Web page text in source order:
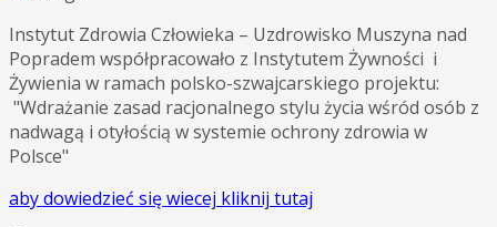
Instytut Zdrowia Człowieka – Uzdrowisko Muszyna nad
Popradem współpracowało z Instytutem Żywności i
Żywienia w ramach polsko-szwajcarskiego projektu:
"Wdrażanie zasad racjonalnego stylu życia wśród osób z
nadwagą i otyłością w systemie ochrony zdrowia w
Polsce"
aby dowiedzieć się wiecej kliknij tutaj